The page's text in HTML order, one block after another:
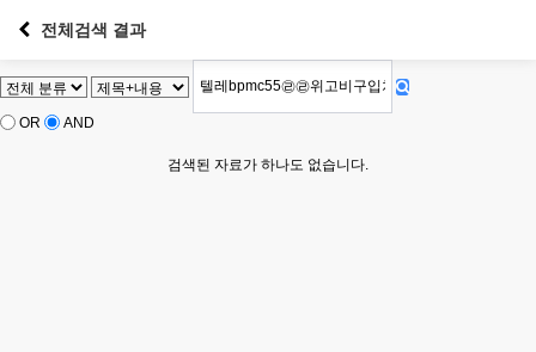
전체검색 결과
OR AND
검색된 자료가 하나도 없습니다.